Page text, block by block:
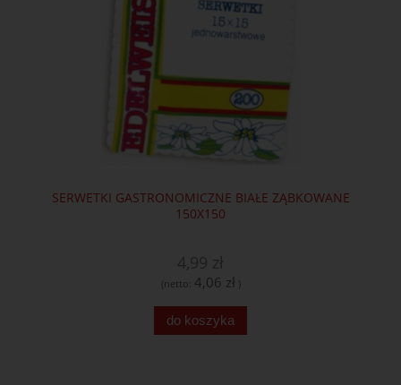
SERWETKI GASTRONOMICZNE BIAŁE ZĄBKOWANE
150X150
(netto: 4,06 zł )
do koszyka